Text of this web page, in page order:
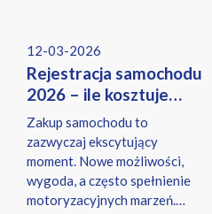
12-03-2026
Rejestracja samochodu
2026 – ile kosztuje
i jakie są terminy?
Poradnik
Zakup samochodu to
zazwyczaj ekscytujący
moment. Nowe możliwości,
wygoda, a często spełnienie
motoryzacyjnych marzeń.